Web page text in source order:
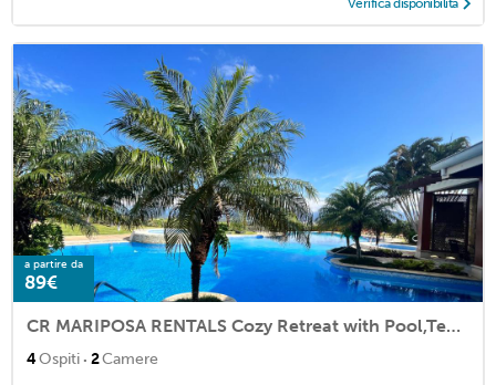
a partire da
89€
CR MARIPOSA RENTALS Cozy Retreat with Pool,Tennis,Gym,Free WiFi
4Ospiti · 2Camere